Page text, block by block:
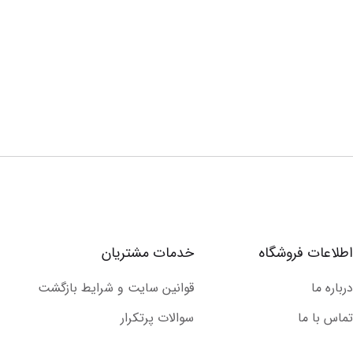
اطلاعات فروشگاه
درباره ما
تماس با ما
خدمات مشتریان
قوانین سایت و شرایط بازگشت
سوالات پرتکرار